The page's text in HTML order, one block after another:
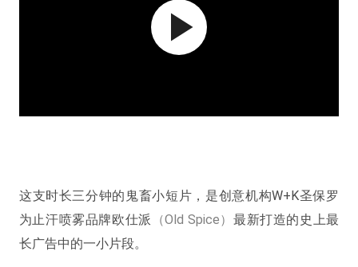
这支时长三分钟的鬼畜小短片，是创意机构W+K圣保罗
为止汗喷雾品牌欧仕派 （Old Spice）最新打造的 史上最
长广告中的一小片段。